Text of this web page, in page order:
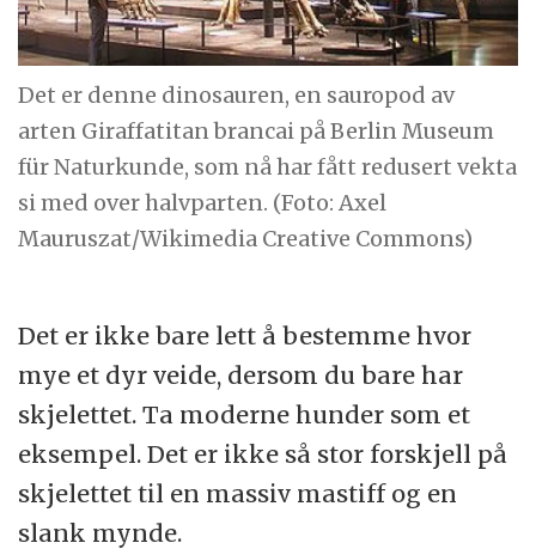
Det er denne dinosauren, en sauropod av
arten Giraffatitan brancai på Berlin Museum
für Naturkunde, som nå har fått redusert vekta
si med over halvparten. (Foto: Axel
Mauruszat/Wikimedia Creative Commons)
Det er ikke bare lett å bestemme hvor
mye et dyr veide, dersom du bare har
skjelettet. Ta moderne hunder som et
eksempel. Det er ikke så stor forskjell på
skjelettet til en massiv mastiff og en
slank mynde.